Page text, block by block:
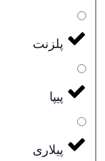
پلزنت
پیپا
پیلاری